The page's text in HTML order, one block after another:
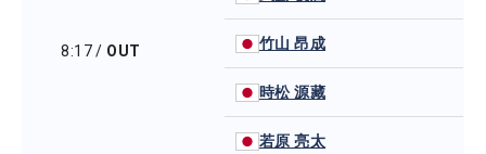
8:17/ OUT 竹山 昂成
時松 源藏
若原 亮太